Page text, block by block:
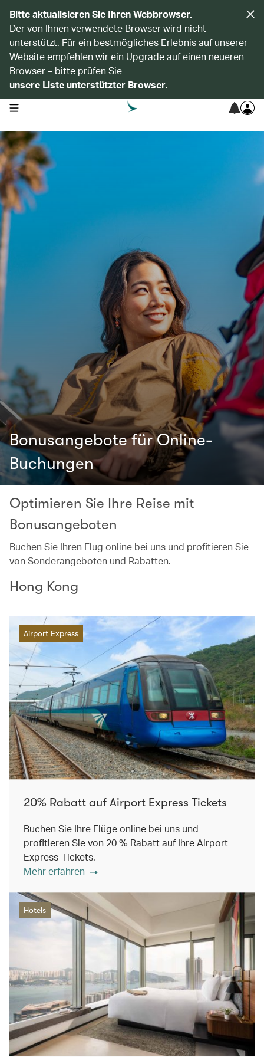
Bitte aktualisieren Sie Ihren Webbrowser.
Der von Ihnen verwendete Browser wird nicht
unterstützt. Für ein bestmögliches Erlebnis auf unserer
Website empfehlen wir ein Upgrade auf einen neueren
Browser – bitte prüfen Sie
unsere Liste unterstützter Browser.
open navigation menu
Bonusangebote für Online-
Buchungen
Optimieren Sie Ihre Reise mit
Bonusangeboten
Buchen Sie Ihren Flug online bei uns und profitieren Sie
von Sonderangeboten und Rabatten.
Hong Kong
Airport Express
20% Rabatt auf Airport Express Tickets
Buchen Sie Ihre Flüge online bei uns und
profitieren Sie von 20 % Rabatt auf Ihre Airport
Express-Tickets.
Mehr erfahren
Hotels